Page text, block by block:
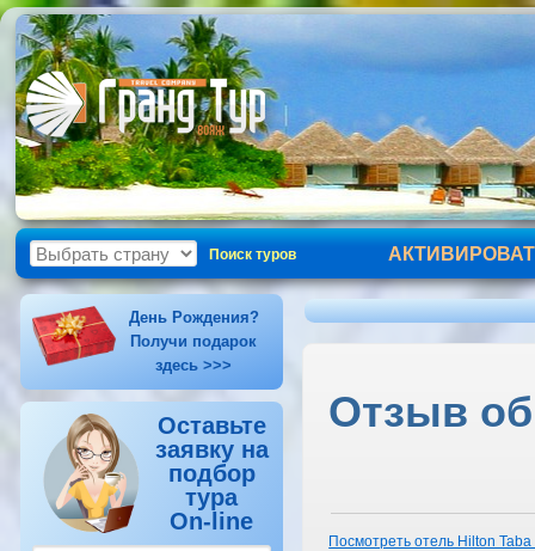
Поиск туров
День Рождения?
Получи подарок
здесь >>>
Оставьте
заявку на
подбор
тура
On-line
Отзыв об
Посмотреть отель Hilton